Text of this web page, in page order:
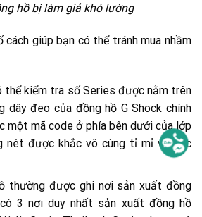
hồ bị làm giả khó lường
giúp bạn có thể tránh mua nhầm
thể kiểm tra số Series được nằm trên
dây đeo của đồng hồ G Shock chính
một mã code ở phía bên dưới của lớp
nét được khắc vô cùng tỉ mỉ và sắc
thường được ghi nơi sản xuất đồng
3 nơi duy nhất sản xuất đồng hồ